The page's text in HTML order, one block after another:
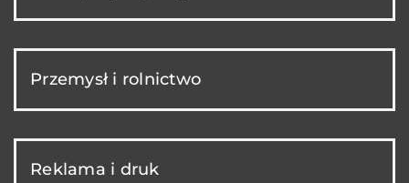
Przemysł i rolnictwo
Reklama i druk